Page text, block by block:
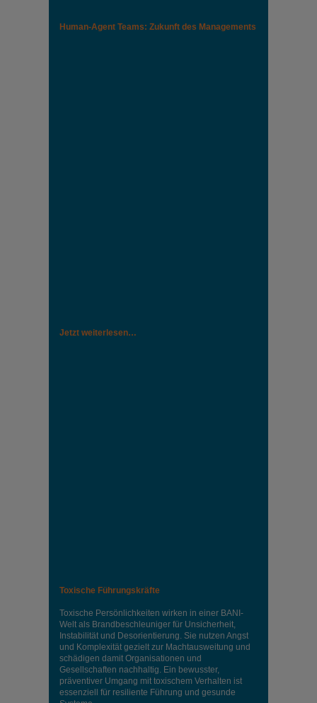
Human-Agent Teams: Zukunft des Managements
Jetzt weiterlesen…
Toxische Führungskräfte
Toxische Persönlichkeiten wirken in einer BANI-
Welt als Brandbeschleuniger für Unsicherheit,
Instabilität und Desorientierung. Sie nutzen Angst
und Komplexität gezielt zur Machtausweitung und
schädigen damit Organisationen und
Gesellschaften nachhaltig. Ein bewusster,
präventiver Umgang mit toxischem Verhalten ist
essenziell für resiliente Führung und gesunde